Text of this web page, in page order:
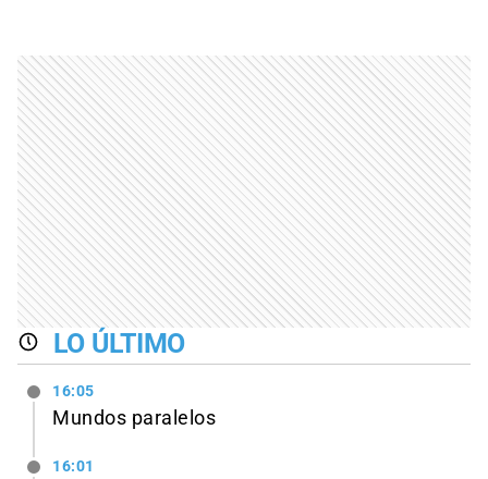
LO ÚLTIMO
16:05
Mundos paralelos
16:01